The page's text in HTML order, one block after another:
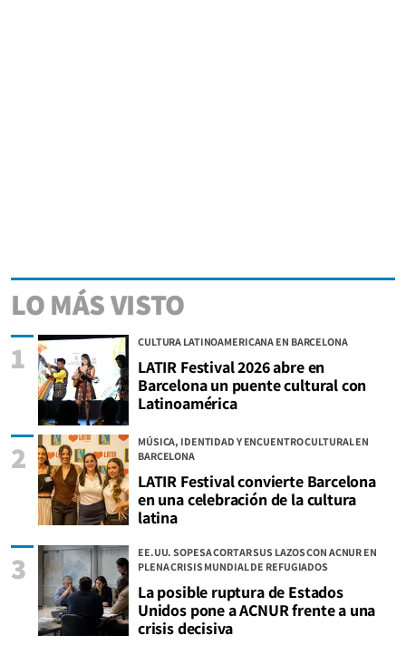
LO MÁS VISTO
CULTURA LATINOAMERICANA EN BARCELONA
LATIR Festival 2026 abre en
Barcelona un puente cultural con
Latinoamérica
1
MÚSICA, IDENTIDAD Y ENCUENTRO CULTURAL EN
BARCELONA
LATIR Festival convierte Barcelona
en una celebración de la cultura
latina
2
EE.UU. SOPESA CORTAR SUS LAZOS CON ACNUR EN
PLENA CRISIS MUNDIAL DE REFUGIADOS
La posible ruptura de Estados
Unidos pone a ACNUR frente a una
crisis decisiva
3